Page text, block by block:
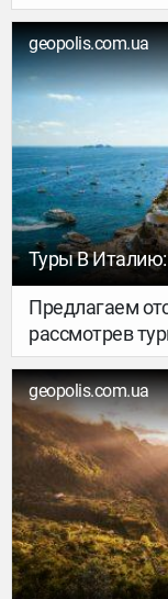
путешествиях.
клеточку тела
порадовать
живописными
архитектурой. Как получить это всё? Выбрать
для отпуска
geopolis.com.ua
Туры В
Предлагаем
рассмотрев
затронет
туристический
пляжный
geopolis.com.ua